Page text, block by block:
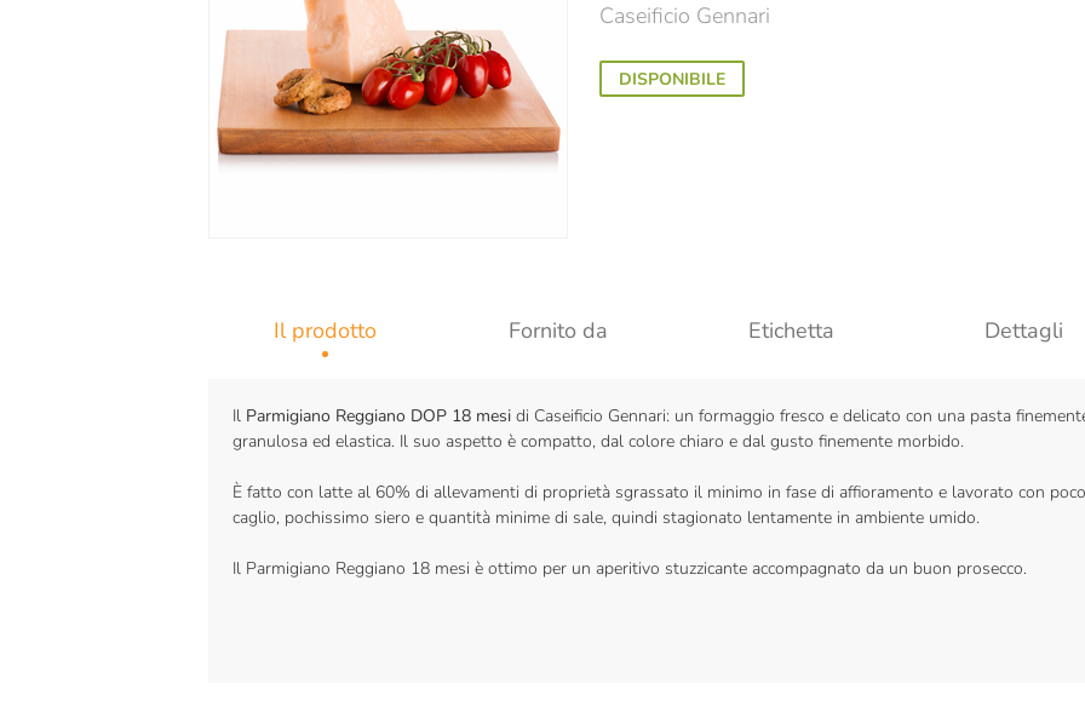
Caseificio Gennari
DISPONIBILE
Il prodotto Fornito da Etichetta Dettagli
Il Parmigiano Reggiano DOP 18 mesi di Caseificio Gennari: un formaggio fresco e delicato con una pasta
granulosa ed elastica. Il suo aspetto è compatto, dal colore chiaro e dal gusto finemente morbido.
È fatto con latte al 60% di allevamenti di proprietà sgrassato il minimo in fase di affioramento e lavorato con poco
caglio, pochissimo siero e quantità minime di sale, quindi stagionato lentamente in ambiente umido.
Il Parmigiano Reggiano 18 mesi è ottimo per un aperitivo stuzzicante accompagnato da un buon prosecco.